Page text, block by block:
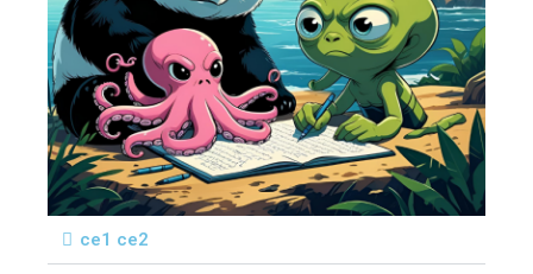
ce1 ce2